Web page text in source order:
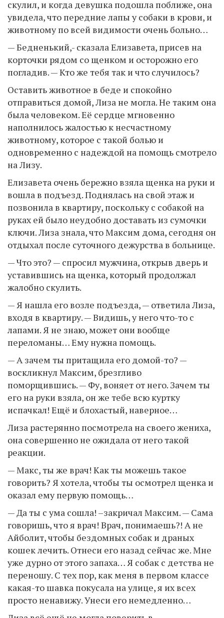
скулил, и когда девушка подошла поближе, она
увидела, что передние лапы у собаки в крови, и
животному по всей видимости очень больно…
— Бедненький,- сказала Елизавета, присев на
корточки рядом со щенком и осторожно его
погладив. — Кто же тебя так и что случилось?
Оставить животное в беде и спокойно
отправиться домой, Лиза не могла. Не таким она
была человеком. Её сердце мгновенно
наполнилось жалостью к несчастному
животному, которое с такой болью и
одновременно с надеждой на помощь смотрело
на Лизу.
Елизавета очень бережно взяла щенка на руки и
вошла в подъезд. Поднялась на свой этаж и
позвонила в квартиру, поскольку с собакой на
руках ей было неудобно доставать из сумочки
ключи. Лиза знала, что Максим дома, сегодня он
отдыхал после суточного дежурства в больнице.
— Что это? — спросил мужчина, открыв дверь и
уставившись на щенка, который продолжал
жалобно скулить.
— Я нашла его возле подъезда, — ответила Лиза,
входя в квартиру. — Видишь, у него что-то с
лапами. Я не знаю, может они вообще
переломаны… Ему нужна помощь.
— А зачем ты притащила его домой-то? —
воскликнул Максим, брезгливо
поморщившись. — Фу, воняет от него. Зачем ты
его на руки взяла, он же тебе всю куртку
испачкал! Ещё и блохастый, наверное…
Лиза растерянно посмотрела на своего жениха,
она совершенно не ожидала от него такой
реакции.
— Макс, ты же врач! Как ты можешь такое
говорить? Я хотела, чтобы ты осмотрел щенка и
оказал ему первую помощь…
— Да ты с ума сошла! –закричал Максим. — Сама
говоришь, что я врач! Врач, понимаешь?! А не
Айболит, чтобы бездомных собак и драных
кошек лечить. Отнеси его назад сейчас же. Мне
уже дурно от этого запаха… Я собак с детства не
переношу. С тех пор, как меня в первом классе
какая-то шавка покусала на улице, я их всех
просто ненавижу. Унеси его немедленно…